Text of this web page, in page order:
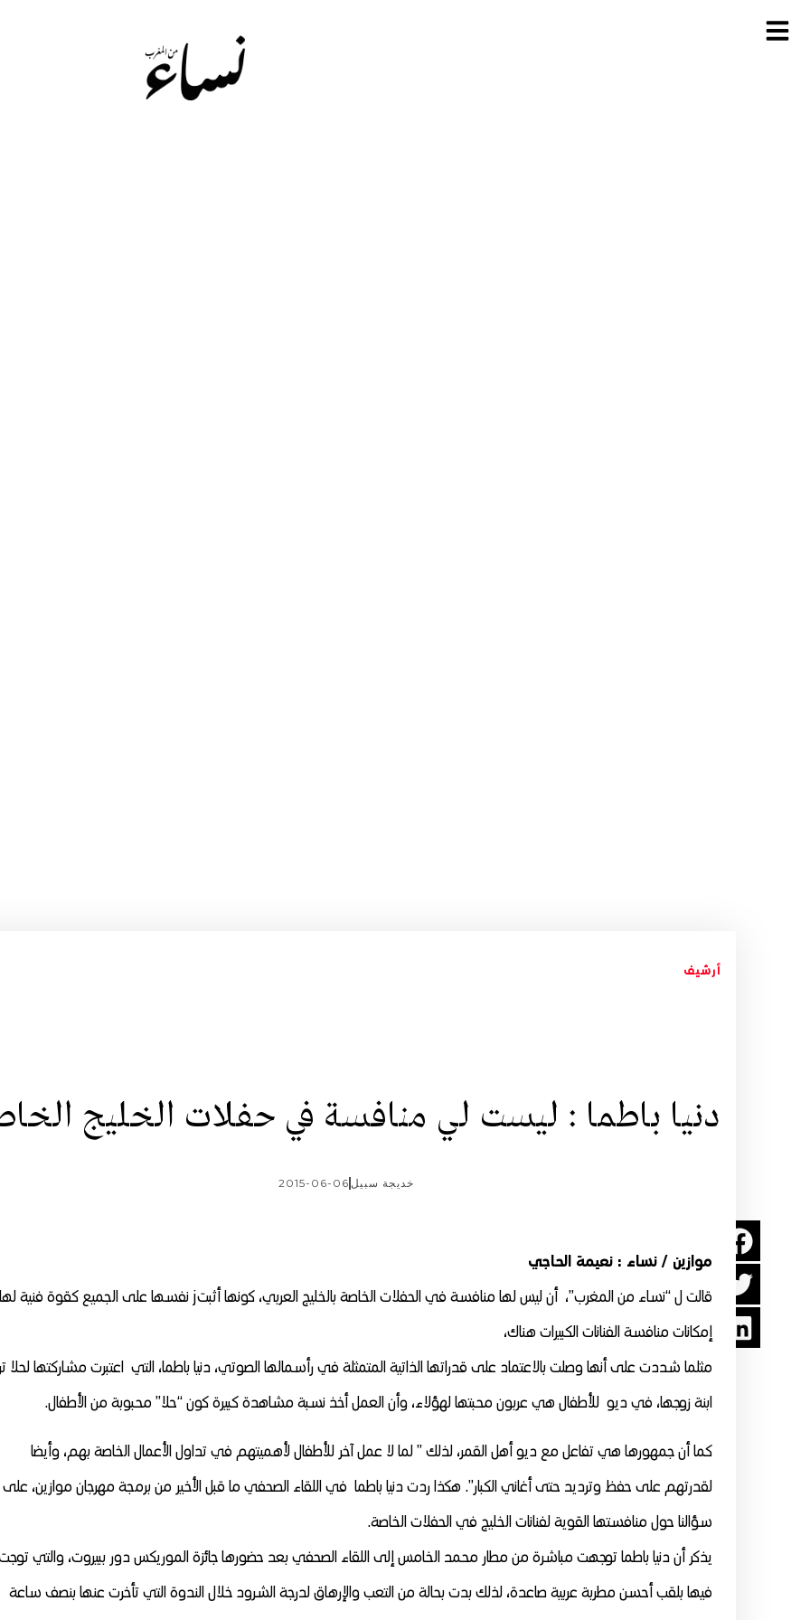
أرشيف
دنيا باطما : ليست لي منافسة في حفلات الخليج
خديجة سبيل 2015-06-06
موازين / نساء : نعيمة الحاجي
قالت ل “نساء من المغرب”، أن ليس لها منافسة في الحفلات الخاصة بالخليج العربي، كونها أثبتj نفسها على الجميع كقوة فنية لها
إمكانات منافسة الفنانات الكبيرات هناك،
مثلما شددت على أنها وصلت بالاعتماد على قدراتها الذاتية المتمثلة في رأسمالها الصوتي، دنيا باطما، التي اعتبرت مشاركتها لحلا
ابنة زوجها، في ديو للأطفال هي عربون محبتها لهؤلاء، وأن العمل أخذ نسبة مشاهدة كبيرة كون “حلا” محبوبة من الأطفال.
كما أن جمهورها هي تفاعل مع ديو أهل القمر، لذلك ” لما لا عمل آخر للأطفال لأهميتهم في تداول الأعمال الخاصة بهم، وأيضا
لقدرتهم على حفظ وترديد حتى أغاني الكبار”. هكذا ردت دنيا باطما في اللقاء الصحفي ما قبل الأخير من برمجة مهرجان موازين، على
سؤالنا حول منافستها القوية لفنانات الخليج في الحفلات الخاصة.
يذكر أن دنيا باطما توجهت مباشرة من مطار محمد الخامس إلى اللقاء الصحفي بعد حضورها جائزة الموريكس دور ببيروت، والتي
فيها بلقب أحسن مطربة عربية صاعدة، لذلك بدت بحالة من التعب والإرهاق لدرجة الشرود خلال الندوة التي تأخرت عنها بنصف ساعة